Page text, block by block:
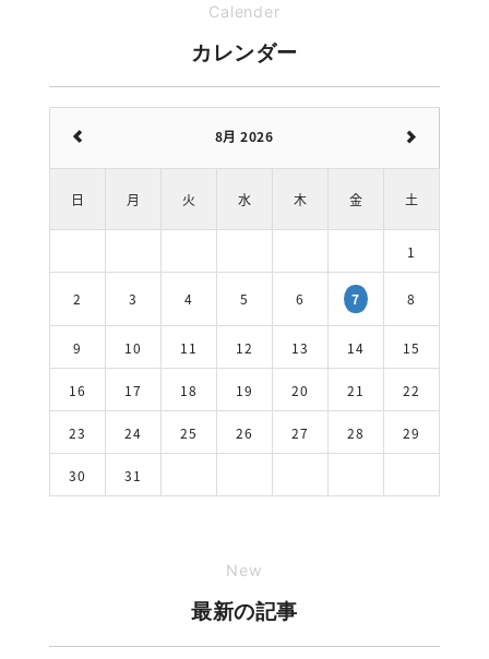
Calender
カレンダー
8月 2026
日 月 火 水 木 金 土
1
2 3 4 5 6 7 8
9 10 11 12 13 14 15
16 17 18 19 20 21 22
23 24 25 26 27 28 29
30 31
New
最新の記事